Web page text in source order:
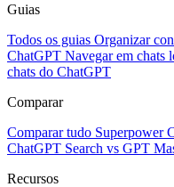
Guias
Todos os guias Organizar
ChatGPT Navegar em chats
chats do ChatGPT
Comparar
Comparar tudo Superpower
ChatGPT Search vs GPT
Recursos